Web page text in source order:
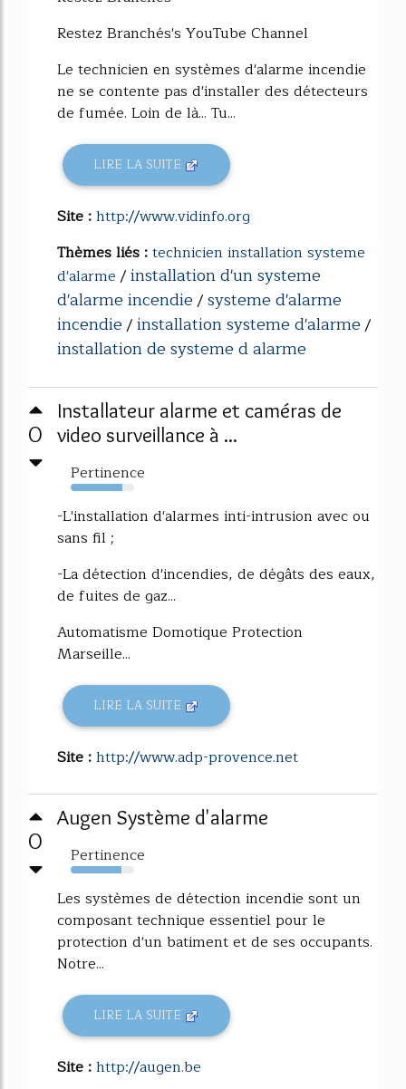
Restez Branchés's YouTube Channel
Le technicien en systèmes d'alarme incendie
ne se contente pas d'installer des détecteurs
de fumée. Loin de là... Tu...
LIRE LA SUITE
Site :http://www.vidinfo.org
Thèmes liés :technicien installation systeme
d'alarme/installation d'un systeme
d'alarme incendie/systeme d'alarme
incendie/installation systeme d'alarme/
installation de systeme d alarme
0
Installateur alarme et caméras de
video surveillance à ...
Pertinence
81%
-L'installation d'alarmes inti-intrusion avec ou
sans fil ;
-La détection d'incendies, de dégâts des eaux,
de fuites de gaz...
Automatisme Domotique Protection
Marseille...
LIRE LA SUITE
Site :http://www.adp-provence.net
0
Augen Système d'alarme
Pertinence
80%
Les systèmes de détection incendie sont un
composant technique essentiel pour le
protection d'un batiment et de ses occupants.
Notre...
LIRE LA SUITE
Site :http://augen.be